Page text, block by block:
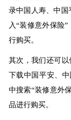
录中国人寿、中
入“装修意外保险
行购买。
其次，我们还可以
下载中国平安、
中搜索“装修意外
品进行购买。